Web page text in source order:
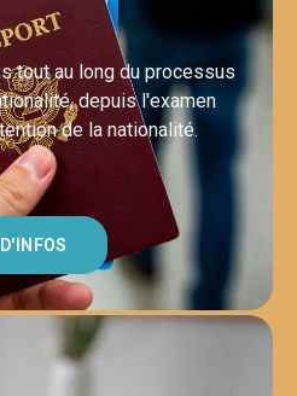
tout au long du processus
depuis l'examen
de la nationalité.